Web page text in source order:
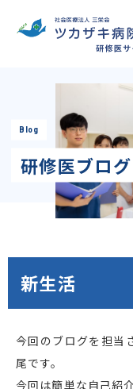
Blog
研修医ブログ
新生活
今回のブログを担当
尾です。
今回は簡単な自己紹